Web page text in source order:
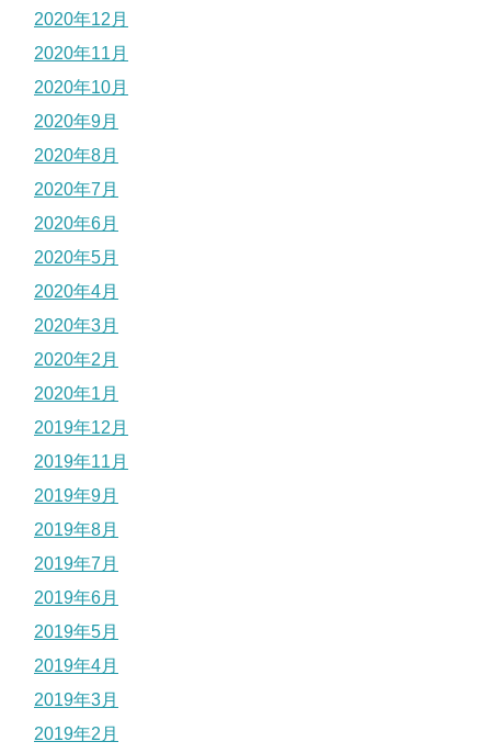
2020年12月
2020年11月
2020年10月
2020年9月
2020年8月
2020年7月
2020年6月
2020年5月
2020年4月
2020年3月
2020年2月
2020年1月
2019年12月
2019年11月
2019年9月
2019年8月
2019年7月
2019年6月
2019年5月
2019年4月
2019年3月
2019年2月